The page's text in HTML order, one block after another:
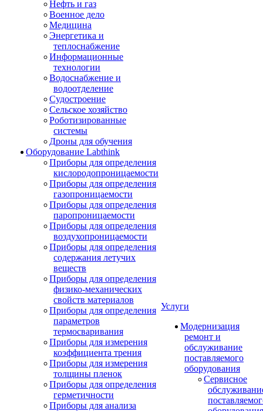
Нефть и газ
Военное дело
Медицина
Энергетика и
теплоснабжение
Информационные
технологии
Водоснабжение и
водоотделение
Судостроение
Сельское хозяйство
Роботизированные
системы
Дроны для обучения
Оборудование Labthink
Приборы для определения
кислородопроницаемости
Приборы для определения
газопроницаемости
Приборы для определения
паропроницаемости
Приборы для определения
воздухопроницаемости
Приборы для определения
содержания летучих
веществ
Приборы для определения
физико-механических
свойств материалов
Приборы для определения
параметров
термосваривания
Приборы для измерения
коэффициента трения
Приборы для измерения
толщины пленок
Приборы для определения
герметичности
Приборы для анализа
Услуги
Модернизация
ремонт и
обслуживание
поставляемого
оборудования
Сервисное